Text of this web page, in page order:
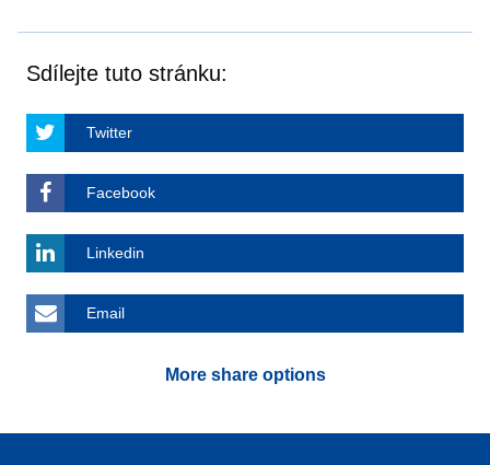
Sdílejte tuto stránku:
Twitter
Facebook
Linkedin
Email
More share options